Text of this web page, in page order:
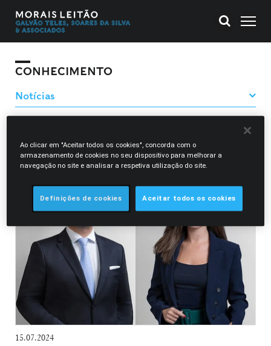
CONHECIMENTO
Catarina De Sousa Ribeiro
15.07.2024
Ao clicar em "Aceitar todos os cookies", concorda com o
armazenamento de cookies no seu dispositivo para melhorar a
navegação no site e analisar a respetiva utilização do site.
Definições de cookies Aceitar todos os cookies